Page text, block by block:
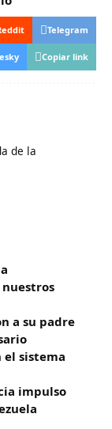
Telegram
Copiar link
de la
a su padre
sistema
impulso